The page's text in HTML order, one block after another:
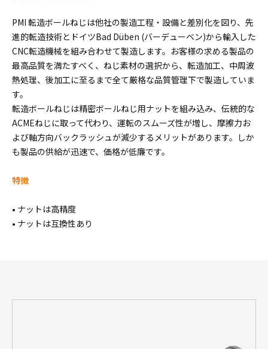
PMI 転造ボールねじは他社の製造工程・設備と差別化を図り、先
進的転造技術とドイツBad Düben (バーデューベン)から輸入した
CNC転造機械を組み合わせて製造します。お客様の求める製品の
最高品質を満たすべく、ねじ素材の選択から、転造加工、中周波
熱処理、後加工に至るまで全て厳格な品質管理下で製造していま
す。
転造ボールねじは精密ボールねじ用ナットを組み込み、伝統的な
ACMEねじに取って代わり、運転のスムーズ性が増し、摩擦力お
よび軸方向バックラッシュが減少するメリットがあります。しか
も製品の供給が迅速で、価格が低廉です。
特徴
• ナットは高精度
• ナットは互換性あり